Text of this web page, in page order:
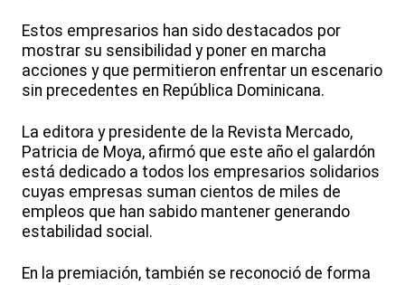
Estos empresarios han sido destacados por
mostrar su sensibilidad y poner en marcha
acciones y que permitieron enfrentar un escenario
sin precedentes en República Dominicana.
La editora y presidente de la Revista Mercado,
Patricia de Moya, afirmó que este año el galardón
está dedicado a todos los empresarios solidarios
cuyas empresas suman cientos de miles de
empleos que han sabido mantener generando
estabilidad social.
En la premiación, también se reconoció de forma